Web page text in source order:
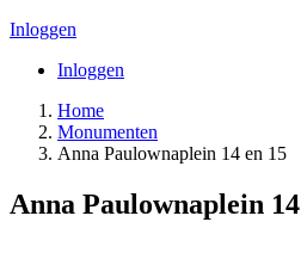
Inloggen
Inloggen
Home
Monumenten
Anna Paulownaplein 14 en 15
Anna Paulownaplein 14